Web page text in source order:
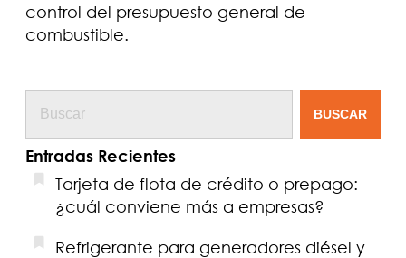
control del presupuesto general de
combustible.
BUSCAR
Entradas Recientes
Tarjeta de flota de crédito o prepago:
¿cuál conviene más a empresas?
Refrigerante para generadores diésel y